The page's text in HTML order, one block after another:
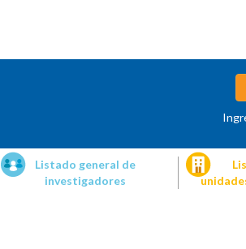
Listado general de
investigadores